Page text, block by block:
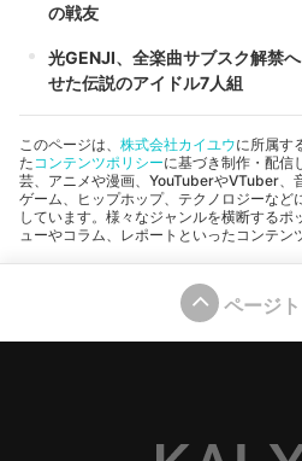
の戦友
光GENJI、全楽曲サブスク解禁
せた伝説のアイドル7人組
このページは、 株式会社カイユウに所属す
た コンテンツポリシーに基づき制作・配信
芸、アニメや漫画、YouTuberやVTuber、
ゲーム、ヒップホップ、テクノロジーなど
しています。様々なジャンルを横断する
ューやコラム、レポートといったコンテン
ページ